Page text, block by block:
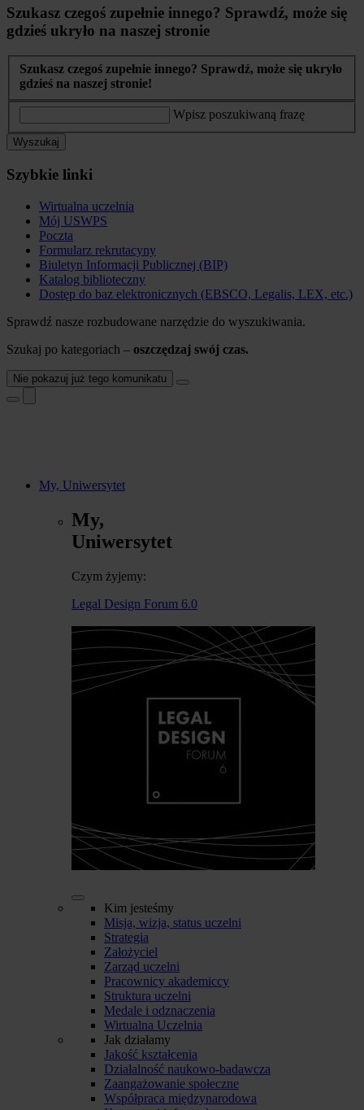
Szukasz czegoś zupełnie innego? Sprawdź, może się
gdzieś ukryło na naszej stronie
Szukasz czegoś zupełnie innego? Sprawdź, może się ukryło
gdzieś na naszej stronie!
Wpisz poszukiwaną frazę
Wyszukaj
Szybkie linki
Wirtualna uczelnia
Mój USWPS
Poczta
Formularz rekrutacyny
Biuletyn Informacji Publicznej (BIP)
Katalog biblioteczny
Dostęp do baz elektronicznych (EBSCO, Legalis, LEX, etc.)
Sprawdź nasze rozbudowane narzędzie do wyszukiwania.
Szukaj po kategoriach – oszczędzaj swój czas.
Nie pokazuj już tego komunikatu
My, Uniwersytet
My,
Uniwersytet
Czym żyjemy:
Legal Design Forum 6.0
Kim jesteśmy
Misja, wizja, status uczelni
Strategia
Założyciel
Zarząd uczelni
Pracownicy akademiccy
Struktura uczelni
Medale i odznaczenia
Wirtualna Uczelnia
Jak działamy
Jakość kształcenia
Działalność naukowo-badawcza
Zaangażowanie społeczne
Współpraca międzynarodowa